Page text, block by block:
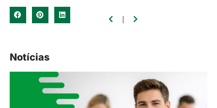
Notícias